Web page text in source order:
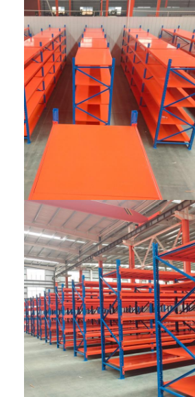
Produkte
Videos
Über uns
Werksbesichtigung
Qualitätskontrolle
Neuigkeiten
Rechtssachen
Bitte um ein Angebot
Lagerpalettenracking
Lager-Speicher-Gestell
Schaufensterregal für Supermärkte